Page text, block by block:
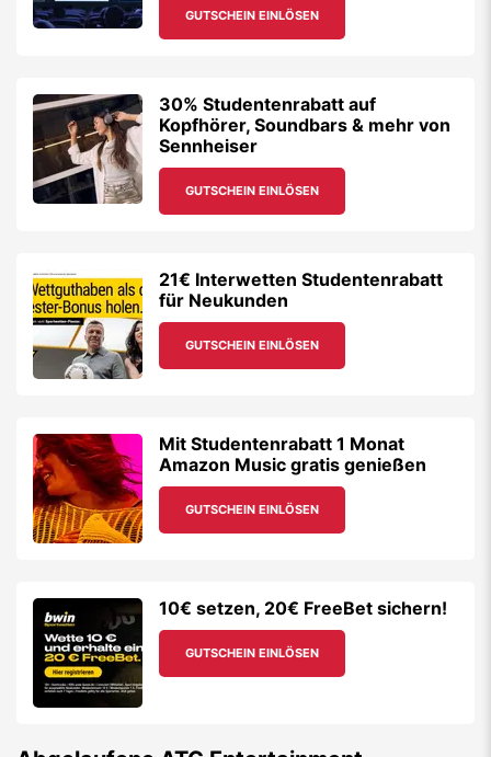
GUTSCHEIN EINLÖSEN
30% Studentenrabatt auf
Kopfhörer, Soundbars & mehr von
Sennheiser
GUTSCHEIN EINLÖSEN
21€ Interwetten Studentenrabatt
für Neukunden
GUTSCHEIN EINLÖSEN
Mit Studentenrabatt 1 Monat
Amazon Music gratis genießen
GUTSCHEIN EINLÖSEN
10€ setzen, 20€ FreeBet sichern!
GUTSCHEIN EINLÖSEN